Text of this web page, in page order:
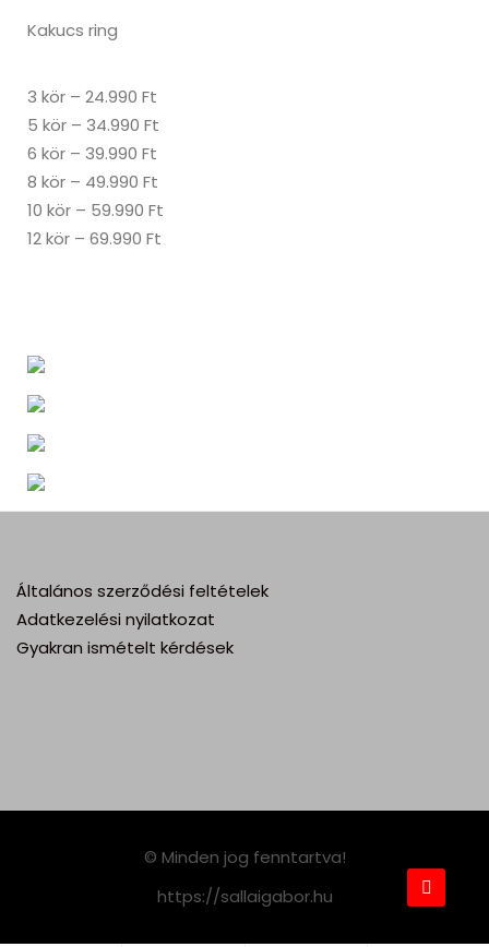
Kakucs ring
3 kör – 24.990 Ft
5 kör – 34.990 Ft
6 kör – 39.990 Ft
8 kör – 49.990 Ft
10 kör – 59.990 Ft
12 kör – 69.990 Ft
Általános szerződési feltételek
Adatkezelési nyilatkozat
Gyakran ismételt kérdések
© Minden jog fenntartva!
https://sallaigabor.hu